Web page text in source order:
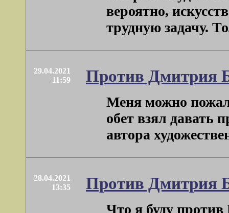
вероятно,
трудную задачу.
29.04.2021
11:59
Против Дмитрия
Меня можно
обет взял давать
автора
28.04.2021
13:35
Против Дмитрия
Что я буду